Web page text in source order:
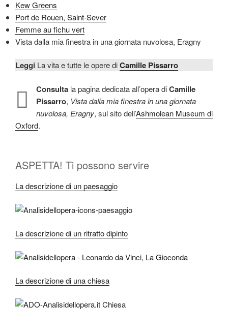
Kew Greens
Port de Rouen, Saint-Sever
Femme au fichu vert
Vista dalla mia finestra in una giornata nuvolosa, Eragny
Leggi La vita e tutte le opere diCamille Pissarro
Consulta la pagina dedicata all’opera diCamille
Pissarro, Vista dalla mia finestra in una giornata
nuvolosa, Eragny, sul sito dell’Ashmolean Museum di
Oxford.
ASPETTA! Ti possono servire
La descrizione di un paesaggio
La descrizione di un ritratto dipinto
La descrizione di una chiesa